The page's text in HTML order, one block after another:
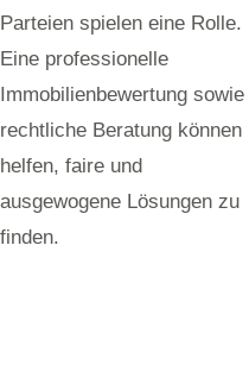
Parteien spielen eine Rolle.
Eine professionelle
Immobilienbewertung sowie
rechtliche Beratung können
helfen, faire und
ausgewogene Lösungen zu
finden.